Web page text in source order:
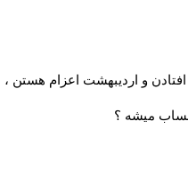
و اردیبهشت اعزام هستن ،
میشه ؟